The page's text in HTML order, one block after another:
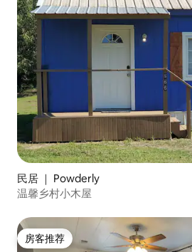
民居 ｜ Powderly
温馨乡村小木屋
房客推荐
房客推荐